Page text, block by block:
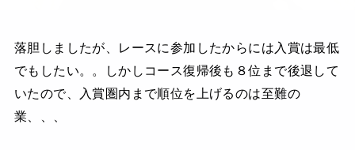
落胆しましたが、レースに参加したからには入賞は最低
でもしたい。。しかしコース復帰後も８位まで後退して
いたので、入賞圏内まで順位を上げるのは至難の
業、、、